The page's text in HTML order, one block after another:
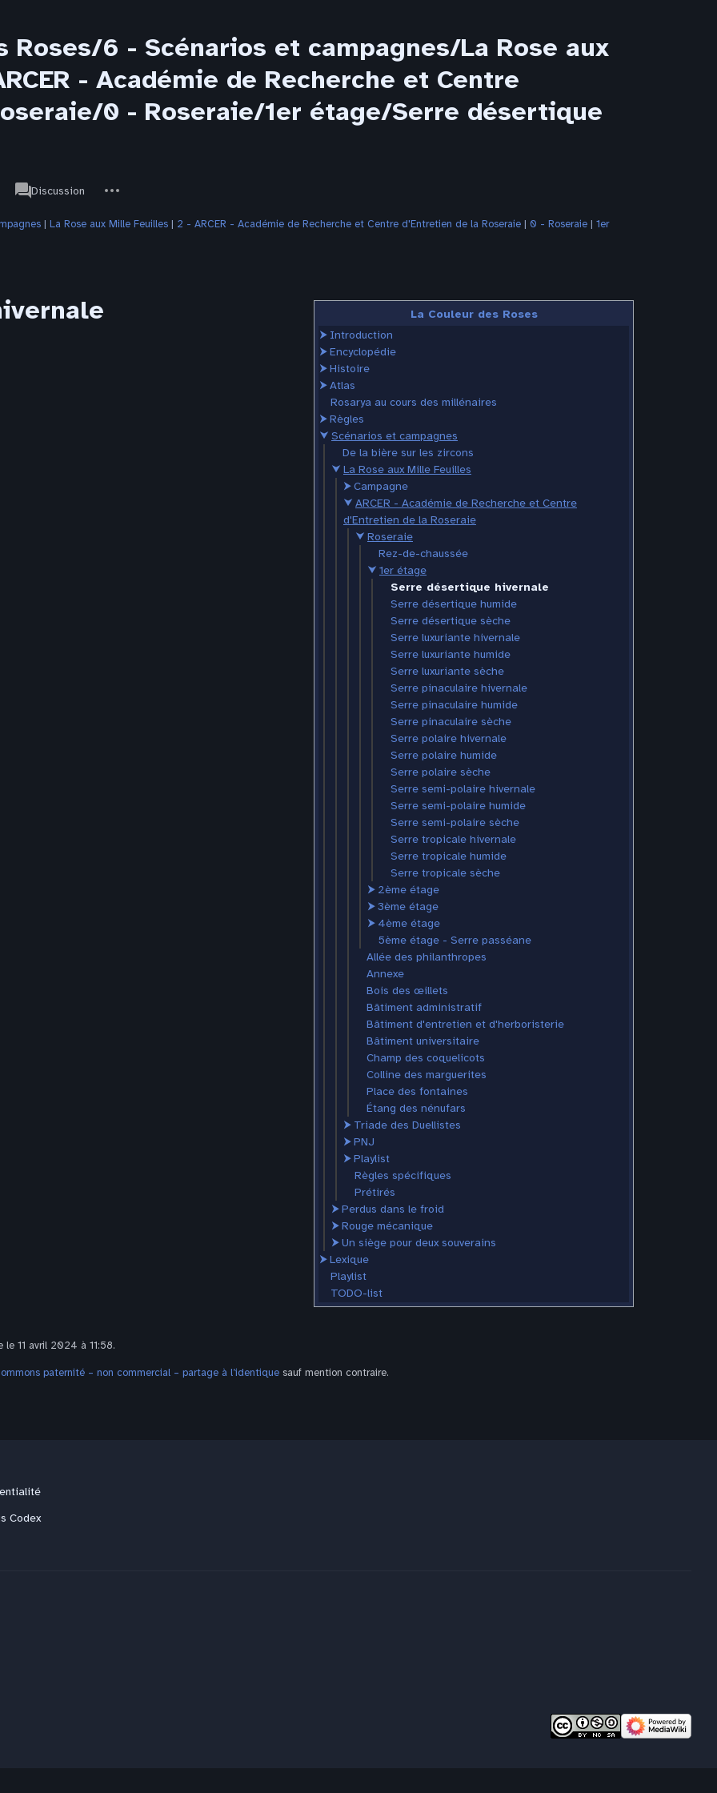
Roses/6 - Scénarios et campagnes/La Rose aux
- Académie de Recherche et Centre
0 - Roseraie/1er étage/Serre désertique
associated-
pages
JdRDiscussion
actions
‎ | La Rose aux Mille Feuilles ‎ | 2 - ARCER - Académie de Recherche et Centre d'Entretien de la Roseraie ‎ | 0 - Roseraie ‎ | 1er
La Couleur des Roses
⮞ Introduction
⮞Encyclopédie
⮞Histoire
⮞Atlas
Rosarya au cours des millénaires
⮞Règles
⮟ Scénarios et campagnes
De la bière sur les zircons
⮟ La Rose aux Mille Feuilles
⮞Campagne
⮟ ARCER - Académie de Recherche et Centre
d'Entretien de la Roseraie
⮟ Roseraie
Rez-de-chaussée
⮟ 1er étage
Serre désertique hivernale
Serre désertique humide
Serre désertique sèche
Serre luxuriante hivernale
Serre luxuriante humide
Serre luxuriante sèche
Serre pinaculaire hivernale
Serre pinaculaire humide
Serre pinaculaire sèche
Serre polaire hivernale
Serre polaire humide
Serre polaire sèche
Serre semi-polaire hivernale
Serre semi-polaire humide
Serre semi-polaire sèche
Serre tropicale hivernale
Serre tropicale humide
Serre tropicale sèche
⮞ 2ème étage
⮞3ème étage
⮞ 4ème étage
5ème étage - Serre passéane
Allée des philanthropes
Annexe
Bois des œillets
Bâtiment administratif
Bâtiment d'entretien et d'herboristerie
Bâtiment universitaire
Champ des coquelicots
Colline des marguerites
Place des fontaines
Étang des nénufars
⮞ Triade des Duellistes
⮞PNJ
⮞Playlist
Règles spécifiques
Prétirés
⮞Perdus dans le froid
⮞Rouge mécanique
⮞Un siège pour deux souverains
⮞Lexique
Playlist
TODO-list
11 avril 2024 à 11:58.
paternité – non commercial – partage à l’identique sauf mention contraire.
Codex